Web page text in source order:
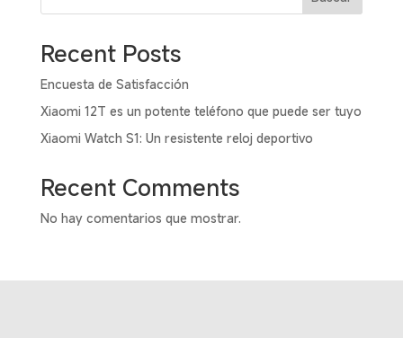
Recent Posts
Encuesta de Satisfacción
Xiaomi 12T es un potente teléfono que puede ser tuyo
Xiaomi Watch S1: Un resistente reloj deportivo
Recent Comments
No hay comentarios que mostrar.